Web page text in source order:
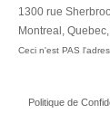
1300 rue
Montreal,
Ceci n'est PAS
Politique de